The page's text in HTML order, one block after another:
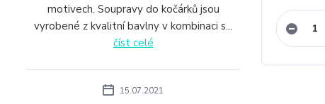
motivech. Soupravy do kočárků jsou
vyrobené z kvalitní bavlny v kombinaci s...
číst celé
15.07.2021